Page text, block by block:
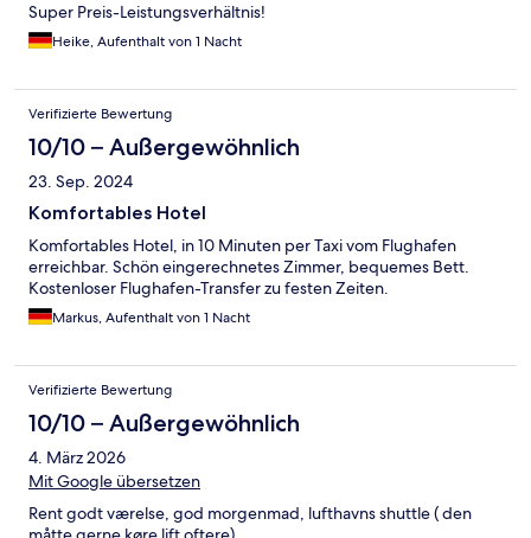
Super Preis-Leistungsverhältnis!
Heike, Aufenthalt von 1 Nacht
Verifizierte Bewertung
10/10 – Außergewöhnlich
23. Sep. 2024
Komfortables Hotel
Komfortables Hotel, in 10 Minuten per Taxi vom Flughafen
erreichbar. Schön eingerechnetes Zimmer, bequemes Bett.
Kostenloser Flughafen-Transfer zu festen Zeiten.
Markus, Aufenthalt von 1 Nacht
Verifizierte Bewertung
10/10 – Außergewöhnlich
4. März 2026
Mit Google übersetzen
Rent godt værelse, god morgenmad, lufthavns shuttle ( den